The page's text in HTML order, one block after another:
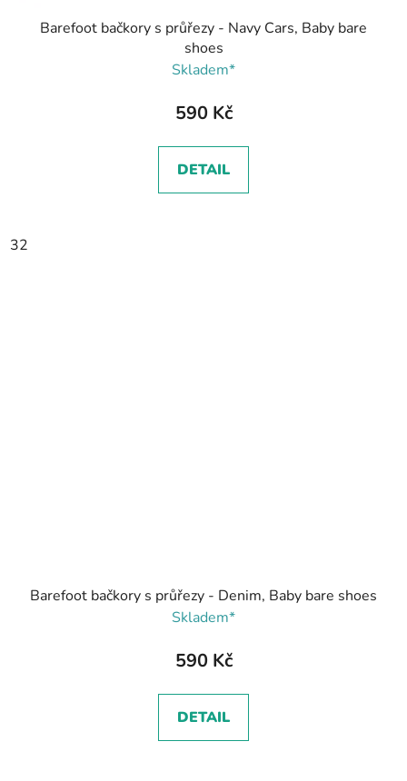
Barefoot bačkory s průřezy - Navy Cars, Baby bare
shoes
Skladem*
590 Kč
DETAIL
32
Barefoot bačkory s průřezy - Denim, Baby bare shoes
Skladem*
590 Kč
DETAIL